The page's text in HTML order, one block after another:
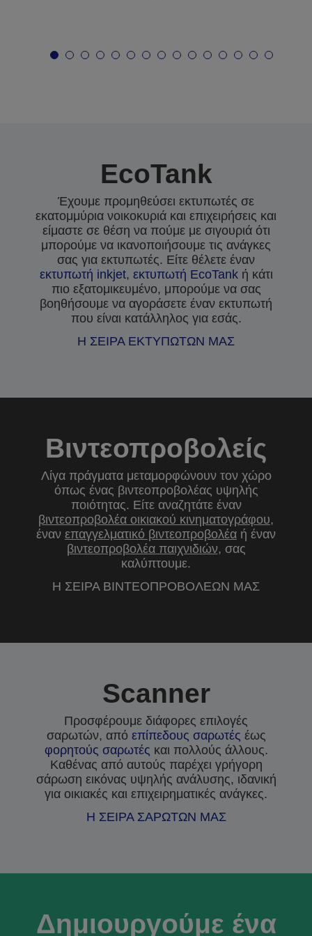
EcoTank
Έχουμε προμηθεύσει εκτυπωτές σε
εκατομμύρια νοικοκυριά και επιχειρήσεις και
είμαστε σε θέση να πούμε με σιγουριά ότι
μπορούμε να ικανοποιήσουμε τις ανάγκες
σας για εκτυπωτές. Είτε θέλετε έναν
εκτυπωτή inkjet, εκτυπωτή EcoTankή κάτι
πιο εξατομικευμένο, μπορούμε να σας
βοηθήσουμε να αγοράσετε έναν εκτυπωτή
που είναι κατάλληλος για εσάς.
Η ΣΕΙΡΑ ΕΚΤΥΠΩΤΩΝ ΜΑΣ
Βιντεοπροβολείς
Λίγα πράγματα μεταμορφώνουν τον χώρο
όπως ένας βιντεοπροβολέας υψηλής
ποιότητας. Είτε αναζητάτε έναν
βιντεοπροβολέα οικιακού κινηματογράφου,
έναν επαγγελματικό βιντεοπροβολέα ή έναν
βιντεοπροβολέα παιχνιδιών, σας
καλύπτουμε.
Η ΣΕΙΡΑ ΒΙΝΤΕΟΠΡΟΒΟΛΕΩΝ ΜΑΣ
Scanner
Προσφέρουμε διάφορες επιλογές
σαρωτών, από επίπεδους σαρωτές έως
φορητούς σαρωτές και πολλούς άλλους.
Καθένας από αυτούς παρέχει γρήγορη
σάρωση εικόνας υψηλής ανάλυσης, ιδανική
για οικιακές και επιχειρηματικές ανάγκες.
Η ΣΕΙΡΑ ΣΑΡΩΤΩΝ ΜΑΣ
Δημιουργούμε ένα